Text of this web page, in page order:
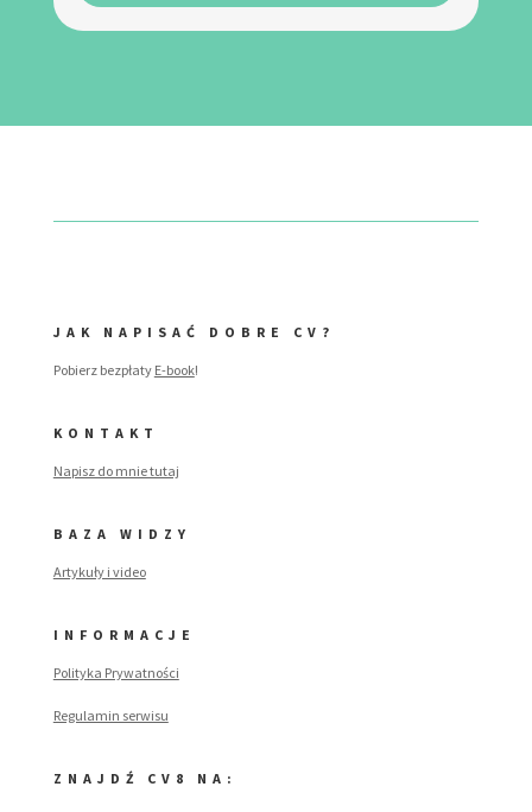
JAK NAPISAĆ DOBRE CV?
Pobierz bezpłaty E-book!
KONTAKT
Napisz do mnie tutaj
BAZA WIDZY
Artykuły i video
INFORMACJE
Polityka Prywatności
Regulamin serwisu
ZNAJDŹ CV8 NA: